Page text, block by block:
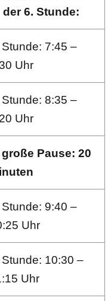
der 6. Stunde:
Stunde: 7:45 –
Uhr
Stunde: 8:35 –
Uhr
große Pause: 20
9:40 –
Uhr
10:30 –
Uhr